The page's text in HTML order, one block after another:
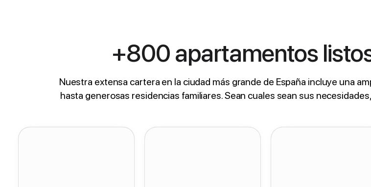
+800 apartamentos
Nuestra extensa cartera en la ciudad más grande de España incluye una
hasta generosas residencias familiares. Sean cuales sean sus